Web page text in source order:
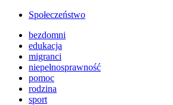
Społeczeństwo
bezdomni
edukacja
migranci
niepełnosprawność
pomoc
rodzina
sport